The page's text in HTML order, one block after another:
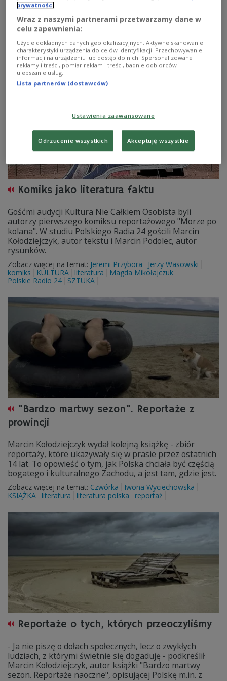
bohaterowie są ludźmi znanymi mi; oczywiście mają
pozmieniane nazwiska, niektórzy składają się z kilku
innych osób. Natomiast nie ma tu nic sztucznego, pod
czym bym się nie podpisał, ponieważ to wszystko było
życie - mówił w Dwójce Marcin Kołodziejczyk.
Zobacz więcej na temat:literatura KSIĄŻKA KULTURA
Komiks jako literatura faktu
Gośćmi audycji Kultura Nie Całkiem Osobista byli
autorzy pierwszego komiksu reportażowego "Morze po
kolana". W studiu Polskiego Radia 24 gościli Marcin
Kołodziejczyk, autor tekstu i Marcin Podolec, autor
rysunków.
Zobacz więcej na temat: Jeremi Przybora
Jerzy Wasowski
komiks
KULTURA literatura
Magda Mikołajczuk
Polskie Radio 24
SZTUKA
"Bardzo martwy sezon". Reportaże z
prowincji
Marcin Kołodziejczyk wydał kolejną książkę - zbiór
reportaży, które ukazywały się w prasie przez ostatnich
14 lat. To opowieść o tym, jak Polska chciała być częścią
bogatego i kulturalnego Zachodu, a jest tam, gdzie jest.
Zobacz więcej na temat: Czwórka
Iwona Wyciechowska
KSIĄŻKA
literatura literatura polska reportaż
Reportaże o tych, których przeoczyliśmy
- Ja nie piszę o dołach społecznych, lecz o zwykłych
ludziach, z którymi świetnie się dogaduję - podkreślił
Marcin Kołodziejczyk, autor książki "Bardzo martwy
sezon. Reportaże naoczne", opisującej Polskę m.in. z
prywatności
Wraz z naszymi partnerami przetwarzamy dane w
celu zapewnienia:
Użycie dokładnych danych geolokalizacyjnych. Aktywne skanowanie
charakterystyki urządzenia do celów identyfikacji. Przechowywanie
informacji na urządzeniu lub dostęp do nich. Spersonalizowane
reklamy i treści, pomiar reklam i treści, badnie odbiorców i
ulepszanie usług.
Lista partnerów (dostawców)
Ustawienia zaawansowane
Odrzucenie wszystkich Akceptuję wszystkie